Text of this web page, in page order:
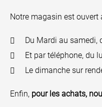
Notre magasin est
Du Mardi au samedi,
Et par téléphone, du
Le dimanche sur
Enfin, pour les achats,